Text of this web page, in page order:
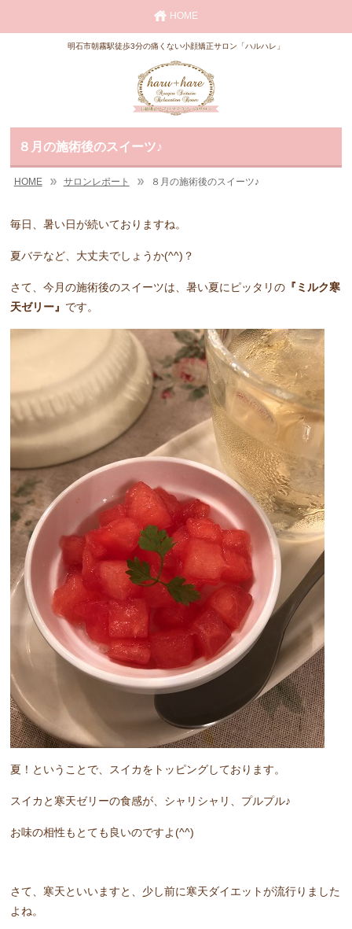
明石市朝霧駅徒歩3分の痛くない小顔矯正サロン「ハルハレ」
HOME
８月の施術後のスイーツ♪
HOME サロンレポート ８月の施術後のスイーツ♪
毎日、暑い日が続いておりますね。
夏バテなど、大丈夫でしょうか(^^)？
さて、今月の施術後のスイーツは、暑い夏にピッタリの 『ミルク寒
天ゼリー』 です。
夏！ということで、スイカをトッピングしております。
スイカと寒天ゼリーの食感が、シャリシャリ、プルプル♪
お味の相性もとても良いのですよ(^^)
さて、寒天といいますと、少し前に寒天ダイエットが流行りました
よね。